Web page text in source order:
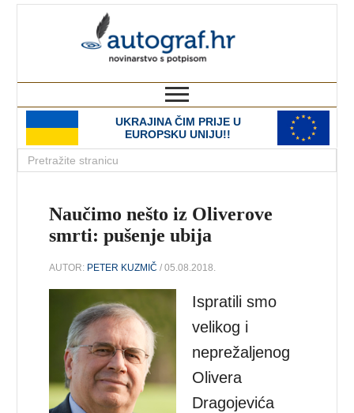
UKRAJINA ČIM PRIJE U
EUROPSKU UNIJU!!
Naučimo nešto iz Oliverove
smrti: pušenje ubija
AUTOR: PETER KUZMIČ / 05.08.2018.
Ispratili smo
velikog i
neprežaljenog
Olivera
Dragojevića